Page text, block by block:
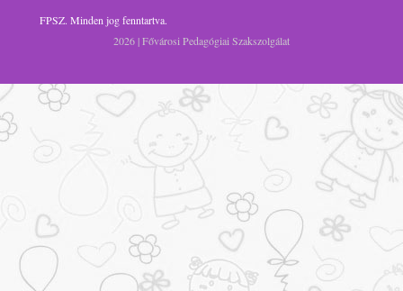
FPSZ. Minden jog fenntartva.
2026 | Fővárosi Pedagógiai Szakszolgálat